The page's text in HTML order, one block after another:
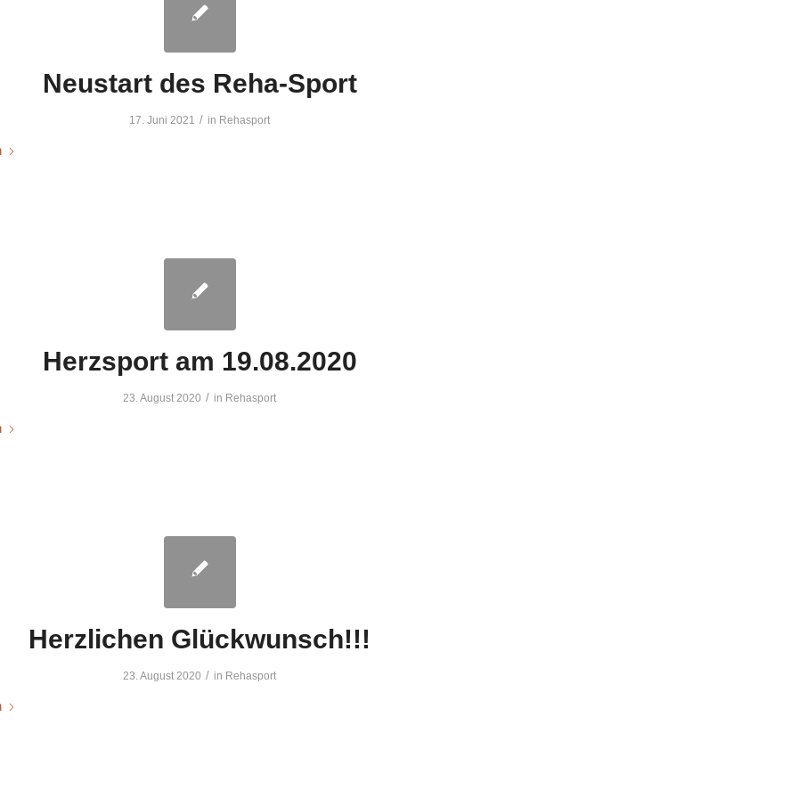
Neustart des Reha-Sport
17. Juni 2021 / in Rehasport
Herzsport am 19.08.2020
23. August 2020 / in Rehasport
Herzlichen Glückwunsch!!!
23. August 2020 / in Rehasport